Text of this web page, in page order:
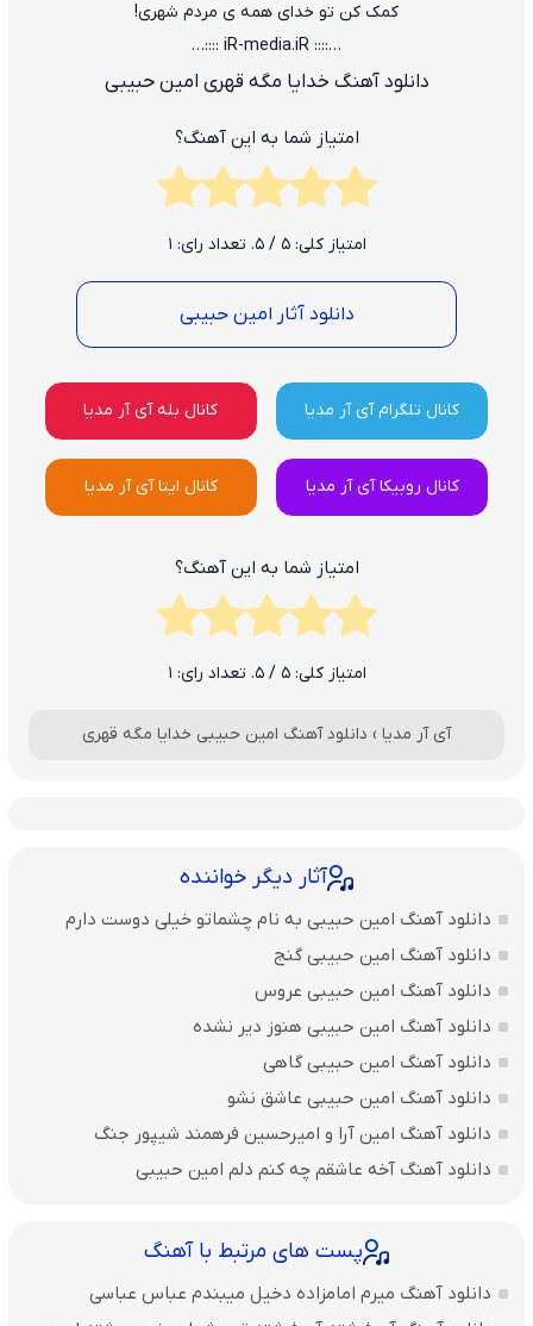
کمک کن تو خدای همه ی مردم شهری!
…:::: iR-media.iR ::::…
دانلود آهنگ خدایا مگه قهری امین حبیبی
امتیاز شما به این آهنگ؟
امتیاز کلی:5 / 5. تعداد رای: 1
دانلود آثار امین حبیبی
کانال تلگرام آی آر مدیا کانال بله آی آر مدیا
کانال روبیکا آی آر مدیا کانال ایتا آی آر مدیا
امتیاز شما به این آهنگ؟
امتیاز کلی:5 / 5. تعداد رای: 1
آی آر مدیا › دانلود آهنگ امین حبیبی خدایا مگه قهری
آثار دیگر خواننده
دانلود آهنگ امین حبیبی به نام چشماتو خیلی دوست دارم
دانلود آهنگ امین حبیبی گنج
دانلود آهنگ امین حبیبی عروس
دانلود آهنگ امین حبیبی هنوز دیر نشده
دانلود آهنگ امین حبیبی گاهی
دانلود آهنگ امین حبیبی عاشق نشو
دانلود آهنگ امین آرا و امیرحسین فرهمند شیپور جنگ
دانلود آهنگ آخه عاشقم چه کنم دلم امین حبیبی
پست های مرتبط با آهنگ
دانلود آهنگ میرم امامزاده دخیل میبندم عباس عباسی